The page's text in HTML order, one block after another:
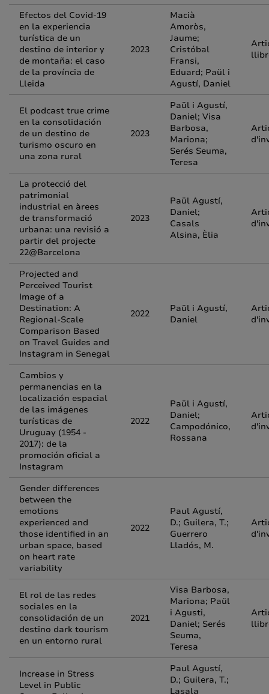
Efectos del Covid-19
en la experiencia
turística de un
destino de interior y
de montaña: el caso
de la província de
Lleida
2023
Macià
Amoròs,
Jaume;
Cristóbal
Fransi,
Eduard; Paül i
Agustí, Daniel
El podcast true crime
en la consolidación
de un destino de
turismo oscuro en
una zona rural
2023
Paül i Agustí,
Daniel; Visa
Barbosa,
Mariona;
Serés Seuma,
Teresa
La protecció del
patrimonial
industrial en àrees
de transformació
urbana: una revisió a
partir del projecte
22@Barcelona
2023
Paül Agustí,
Daniel;
Casals
Alsina, Èlia
Projected and
Perceived Tourist
Image of a
Destination: A
Regional-Scale
Comparison Based
on Travel Guides and
Instagram in Senegal
2022
Paül i Agustí,
Daniel
Cambios y
permanencias en la
localización espacial
de las imágenes
turísticas de
Uruguay (1954 -
2017): de la
promoción oficial a
Instagram
2022
Paül i Agustí,
Daniel;
Campodónico,
Rossana
Gender differences
between the
emotions
experienced and
those identified in an
urban space, based
on heart rate
variability
2022
Paul Agustí,
D.; Guilera, T.;
Guerrero
Lladós, M.
El rol de las redes
sociales en la
consolidación de un
destino dark tourism
en un entorno rural
2021
Visa Barbosa,
Mariona; Paül
i Agusti,
Daniel; Serés
Seuma,
Teresa
Increase in Stress
Level in Public
Paul Agustí,
D.; Guilera, T.;
Lasala